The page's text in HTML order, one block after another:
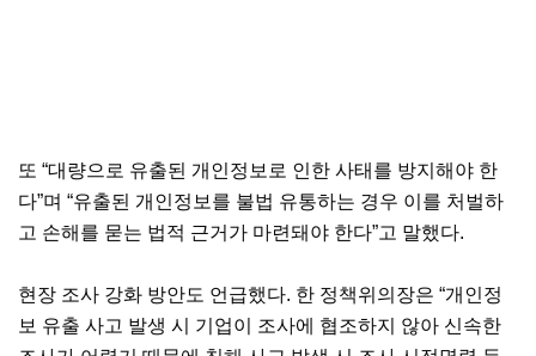
또 “대량으로 유출된 개인정보로 인한 사태를 방지해야 한
다”며 “유출된 개인정보를 불법 유통하는 경우 이를 처벌하
고 손해를 묻는 법적 근거가 마련돼야 한다”고 말했다.
현장 조사 강화 방안도 언급했다. 한 정책위의장은 “개인정
보 유출 사고 발생 시 기업이 조사에 협조하지 않아 신속한